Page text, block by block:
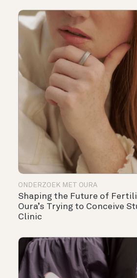
ONDERZOEK MET OURA
Shaping the Future of
Oura’s Trying to Conceive
Clinic